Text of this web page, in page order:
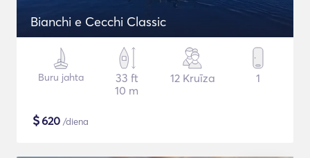
Bianchi e Cecchi Classic
Buru jahta
33 ft
10 m
12 Kruīza 1
$620 /diena